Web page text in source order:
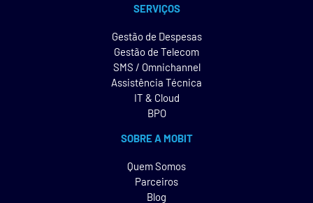
SERVIÇOS
Gestão de Despesas
Gestão de Telecom
SMS / Omnichannel
Assistência Técnica
IT & Cloud
BPO
SOBRE A MOBIT
Quem Somos
Parceiros
Blog